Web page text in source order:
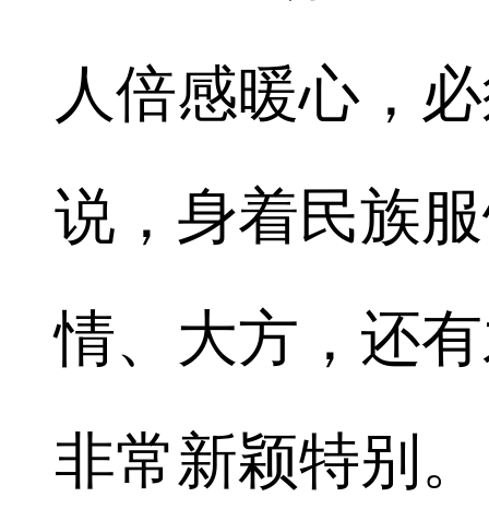
人倍感暖心，
说，身着民族
情、大方，还
非常新颖特别。